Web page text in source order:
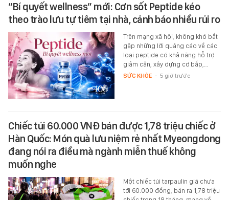
“Bí quyết wellness” mới: Cơn sốt Peptide kéo
theo trào lưu tự tiêm tại nhà, cảnh báo nhiều rủi ro
Trên mạng xã hội, không khó bắt
gặp những lời quảng cáo về các
loại peptide có khả năng hỗ trợ
giảm cân, xây dựng cơ bắp,…
SỨC KHỎE - 5 giờ trước
Chiếc túi 60.000 VNĐ bán được 1,78 triệu chiếc ở
Hàn Quốc: Món quà lưu niệm rẻ nhất Myeongdong
đang nói ra điều mà ngành miễn thuế không
muốn nghe
Một chiếc túi tarpaulin giá chưa
tới 60.000 đồng, bán ra 1,78 triệu